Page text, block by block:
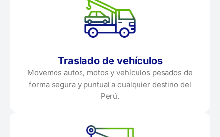
Traslado de vehículos
Movemos autos, motos y vehículos pesados de
forma segura y puntual a cualquier destino del
Perú.